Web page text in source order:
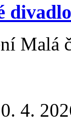
divadlo
Malá
4.